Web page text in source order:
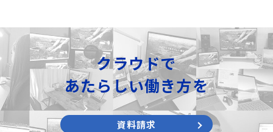
クラウドで
あたらしい働き方を
資料請求